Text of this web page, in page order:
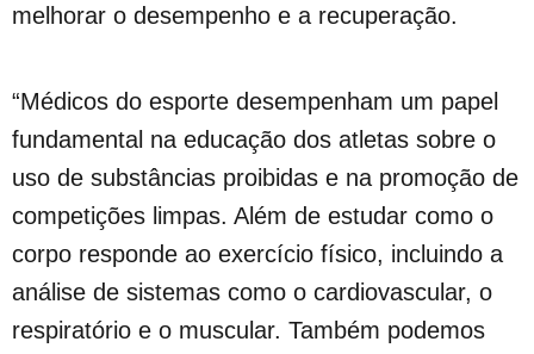
melhorar o desempenho e a recuperação.
“Médicos do esporte desempenham um papel
fundamental na educação dos atletas sobre o
uso de substâncias proibidas e na promoção de
competições limpas. Além de estudar como o
corpo responde ao exercício físico, incluindo a
análise de sistemas como o cardiovascular, o
respiratório e o muscular. Também podemos